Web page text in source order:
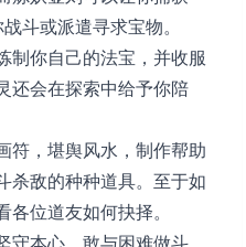
斗或派遣寻求宝物。
制你自己的法宝，并收服
还会在探索中给予你陪
符，堪舆风水，制作帮助
杀敌的种种道具。至于如
位道友如何抉择。